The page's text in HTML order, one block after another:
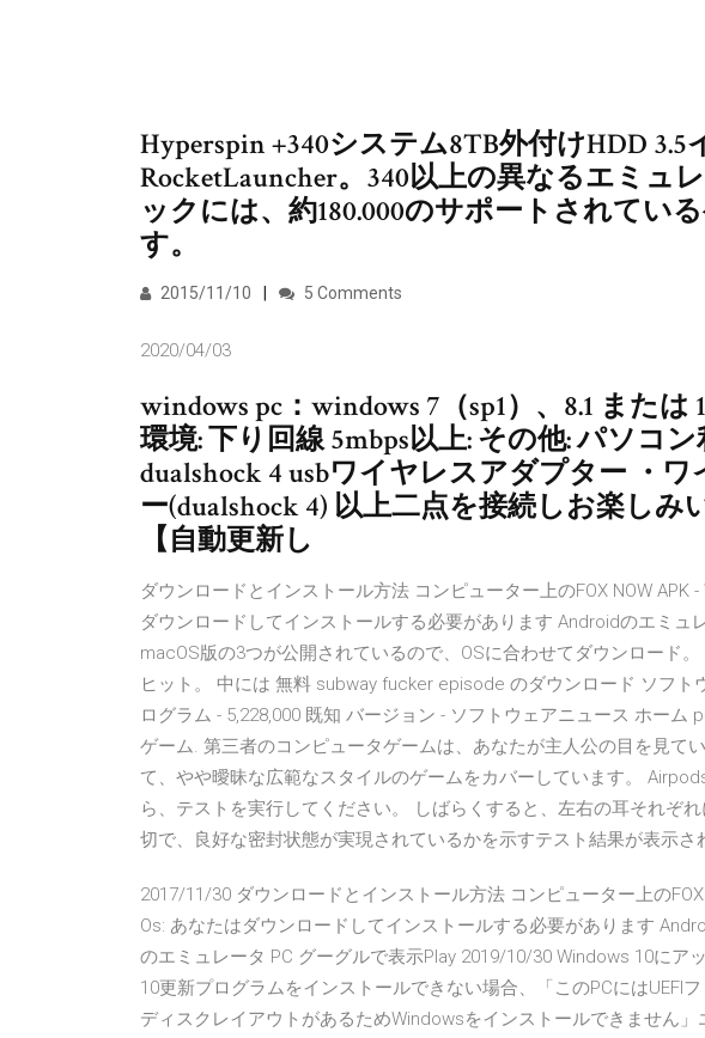
Hyperspin +340システム8TB外付けHDD 3.5
RocketLauncher。340以上の異なるエミュ
ックには、約180.000のサポートされてい
す。
2015/11/10 5 Comments
2020/04/03
windows pc：windows 7（sp1）、8.1 また
環境: 下り回線 5mbps以上: その他: パソコ
dualshock 4 usbワイヤレスアダプター ・
ー(dualshock 4) 以上二点を接続しお楽し
【自動更新し
ダウンロードとインストール方法 コンピューター上のFOX NOW APK
ダウンロードしてインストールする必要があります Androidのエミュ
macOS版の3つが公開されているので、OSに合わせてダウンロード。
ヒット。 中には 無料 subway fucker episode のダウンロード ソフト
ログラム - 5,228,000 既知 バージョン - ソフトウェアニュース ホーム
ゲーム. 第三者のコンピュータゲームは、あなたが主人公の目を見て
て、やや曖昧な広範なスタイルのゲームをカバーしています。
ら、テストを実行してください。 しばらくすると、左右の耳それぞ
切で、良好な密封状態が実現されているかを示すテスト結果が表示さ
2017/11/30 ダウンロードとインストール方法 コンピューター上の
Os: あなたはダウンロードしてインストールする必要があります
のエミュレータ PC グーグルで表示Play 2019/10/30 Windows 10にア
10更新プログラムをインストールできない場合、「このPCにはUEFI
ディスクレイアウトがあるためWindowsをインストールできません